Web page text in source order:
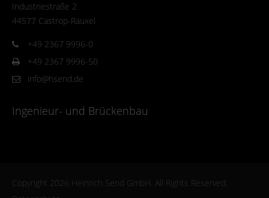
Industriestraße 2
44577 Castrop-Rauxel
+49 2367 9996-0
+49 2367 9996-50
info@hsend.de
Ingenieur- und Brückenbau
Copyright 2026 Heinrich Send GmbH. All Rights Reserved.